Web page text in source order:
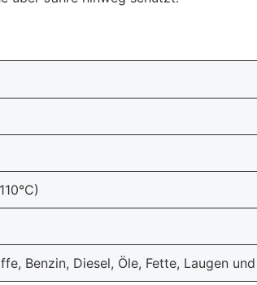
Benzin, Diesel, Öle, Fette, Laugen